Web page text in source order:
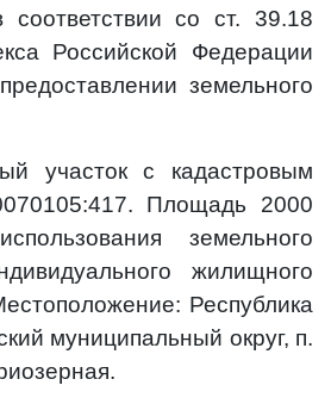
соответствии со ст. 39.18
Российской Федерации
земельного
участок с кадастровым
Площадь 2000
земельного
жилищного
Республика
муниципальный округ, п.